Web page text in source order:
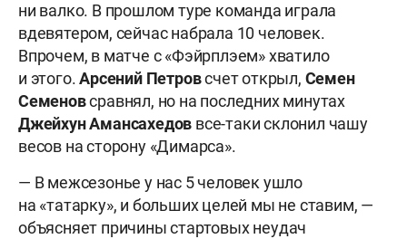
ни валко. В прошлом туре команда играла
вдевятером, сейчас набрала 10 человек.
Впрочем, в матче с «Фэйрплэем» хватило
и этого.Арсений Петровсчет открыл, Семен
Семеновсравнял, но на последних минутах
Джейхун Амансахедов все-таки склонил чашу
весов на сторону «Димарса».
— В межсезонье у нас 5 человек ушло
на «татарку», и больших целей мы не ставим, —
объясняет причины стартовых неудач